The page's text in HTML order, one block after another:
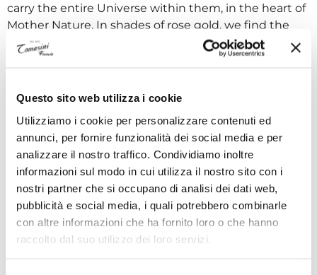
Questo sito web utilizza i cookie
Utilizziamo i cookie per personalizzare contenuti ed
annunci, per fornire funzionalità dei social media e per
analizzare il nostro traffico. Condividiamo inoltre
informazioni sul modo in cui utilizza il nostro sito con i
nostri partner che si occupano di analisi dei dati web,
pubblicità e social media, i quali potrebbero combinarle
con altre informazioni che ha fornito loro o che hanno
raccolto dal suo utilizzo dei loro servizi.
carry the entire Universe within them, in the heart of
Mother Nature. In shades of rose gold, we find the
colors of the earth and its warmth.
Green agate, red carnelian, onyx, white moonstone,
Flower size: 5 mmnull
Technical specifications
ADVANTAGES OF BUYING FROM TOMASINI